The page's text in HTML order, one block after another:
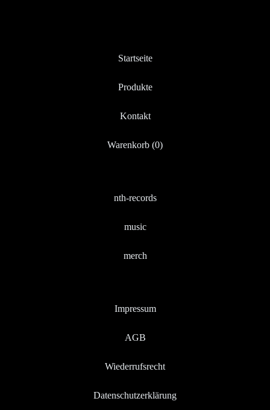
Startseite
Produkte
Kontakt
Warenkorb (0)
nth-records
music
merch
Impressum
AGB
Wiederrufsrecht
Datenschutzerklärung